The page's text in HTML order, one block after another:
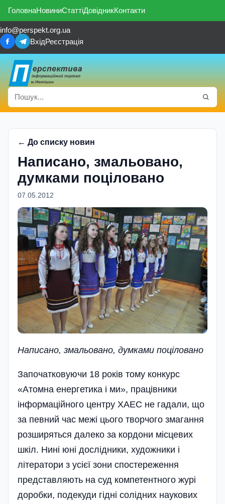
ГоловнаНовиниСтаттіДовідникКонтакти
info@perspekt.org.ua
ВхідРеєстрація
← До списку новин
Написано, змальовано,
думками поцiловано
07.05.2012
Написано, змальовано, думками поцiловано
Започатковуючи 18 років тому конкурс
«Атомна енергетика і ми», працівники
інформаційного центру ХАЕС не гадали, що
за певний час межі цього творчого змагання
розширяться далеко за кордони місцевих
шкіл. Нині юні дослідники, художники і
літератори з усієї зони спостереження
представляють на суд компетентного журі
доробки, подекуди гідні солідних наукових